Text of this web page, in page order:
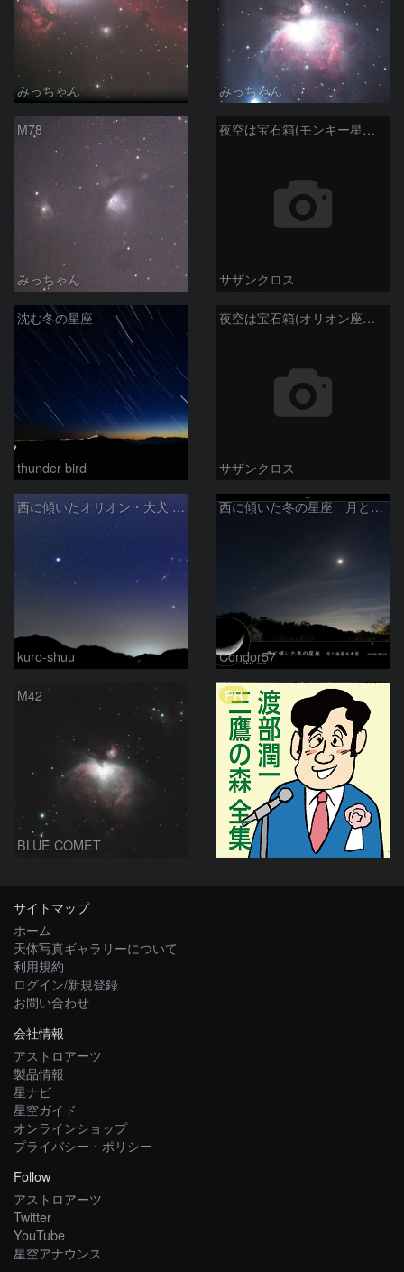
みっちゃん みっちゃん
M78
みっちゃん
夜空は宝石箱(モンキー星雲 NGC2174) Seestar50
サザンクロス
沈む冬の星座
thunder bird
夜空は宝石箱(オリオン座大星雲 M42) Seestar50
サザンクロス
西に傾いたオリオン・大犬 (2026/04/21)
kuro-shuu
西に傾いた冬の星座 月と金星＆木星
Condor57
M42
BLUE COMET
PR
サイトマップ
ホーム
天体写真ギャラリーについて
利用規約
ログイン/新規登録
お問い合わせ
会社情報
アストロアーツ
製品情報
星ナビ
星空ガイド
オンラインショップ
プライバシー・ポリシー
Follow
アストロアーツ
Twitter
YouTube
星空アナウンス